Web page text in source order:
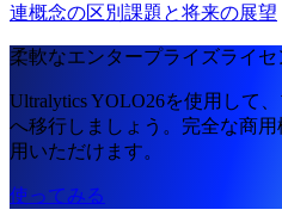
連概念の区別 課題と将来の展望
柔軟なエンタープライズライセ
Ultralytics YOLO26を使用して
へ移行しましょう。完全な商
用いただけます。
使ってみる